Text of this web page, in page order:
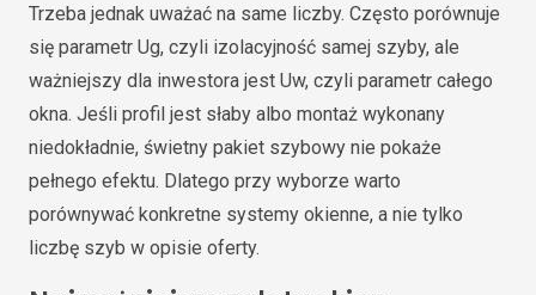
Trzeba jednak uważać na same liczby. Często porównuje
się parametr Ug, czyli izolacyjność samej szyby, ale
ważniejszy dla inwestora jest Uw, czyli parametr całego
okna. Jeśli profil jest słaby albo montaż wykonany
niedokładnie, świetny pakiet szybowy nie pokaże
pełnego efektu. Dlatego przy wyborze warto
porównywać konkretne systemy okienne, a nie tylko
liczbę szyb w opisie oferty.